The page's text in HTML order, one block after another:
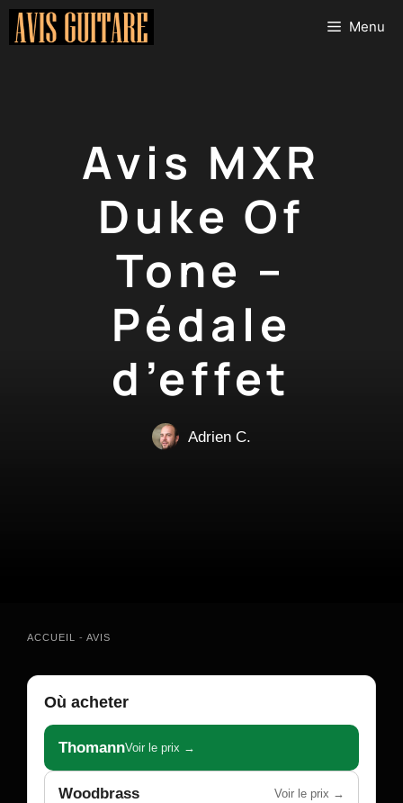
Aller
Menu
Avis MXR
Duke Of
Tone –
Pédale
d’effet
Adrien C.
ACCUEIL - AVIS
Où acheter
ThomannVoir le prix →
Woodbrass Voir le prix →